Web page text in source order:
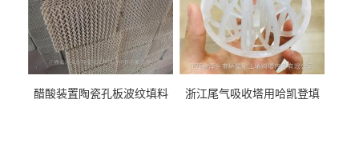
醋酸装置陶瓷孔板波纹填料
浙江尾气吸收塔用哈凯登填